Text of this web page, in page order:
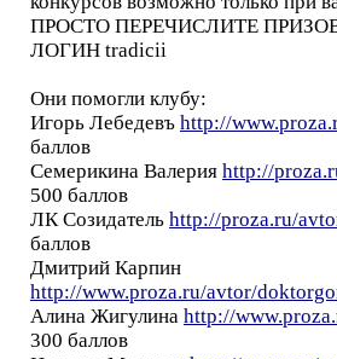
ПРОСТО ПЕРЕЧИСЛИТЕ
ЛОГИН tradicii
Они помогли клубу:
Игорь Лебедевъ http://
баллов
Семерикина Валерия http://
500 баллов
ЛК Созидатель http://proza.ru/
баллов
Дмитрий Карпин
http://www.proza.ru/avtor/
Алина Жигулина http://
300 баллов